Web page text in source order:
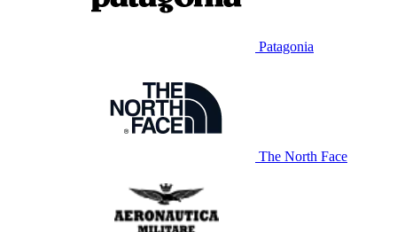
Patagonia
The North Face